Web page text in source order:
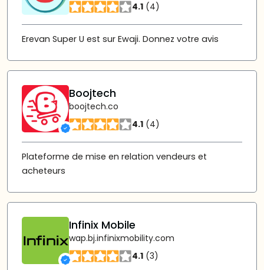
4.1 (4)
Erevan Super U est sur Ewaji. Donnez votre avis
Boojtech
boojtech.co
4.1 (4)
Plateforme de mise en relation vendeurs et
acheteurs
Infinix Mobile
wap.bj.infinixmobility.com
4.1 (3)